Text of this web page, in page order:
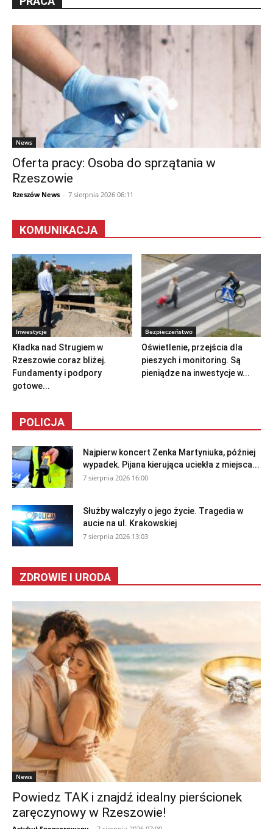
News
Oferta pracy: Osoba do sprzątania w
Rzeszowie
Rzeszów News - 7 sierpnia 2026 06:11
KOMUNIKACJA
Inwestycje
Kładka nad Strugiem w
Rzeszowie coraz bliżej.
Fundamenty i podpory
gotowe...
Bezpieczeństwo
Oświetlenie, przejścia dla
pieszych i monitoring. Są
pieniądze na inwestycje w...
POLICJA
Najpierw koncert Zenka Martyniuka, później
wypadek. Pijana kierująca uciekła z miejsca...
7 sierpnia 2026 16:00
Służby walczyły o jego życie. Tragedia w
aucie na ul. Krakowskiej
7 sierpnia 2026 13:03
ZDROWIE I URODA
News
Powiedz TAK i znajdź idealny pierścionek
zaręczynowy w Rzeszowie!